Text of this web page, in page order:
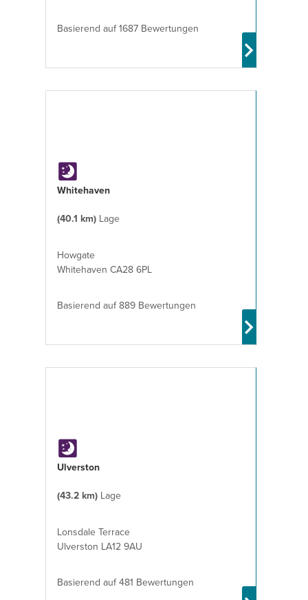
Basierend auf 1687 Bewertungen
Whitehaven
(40.1 km) Lage
Howgate
Whitehaven CA28 6PL
Basierend auf 889 Bewertungen
Ulverston
(43.2 km) Lage
Lonsdale Terrace
Ulverston LA12 9AU
Basierend auf 481 Bewertungen